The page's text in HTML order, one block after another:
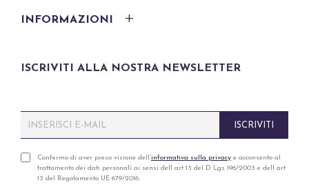
INFORMAZIONI
ISCRIVITI ALLA NOSTRA NEWSLETTER
m
iP
Confermo di aver preso visione dell’informativa sulla privacy e acconsento al
trattamento dei dati personali ai sensi dell art 13 del D Lgs 196/2003 e dell art
13 del Regolamento UE 679/2016.
ISCRIVITI